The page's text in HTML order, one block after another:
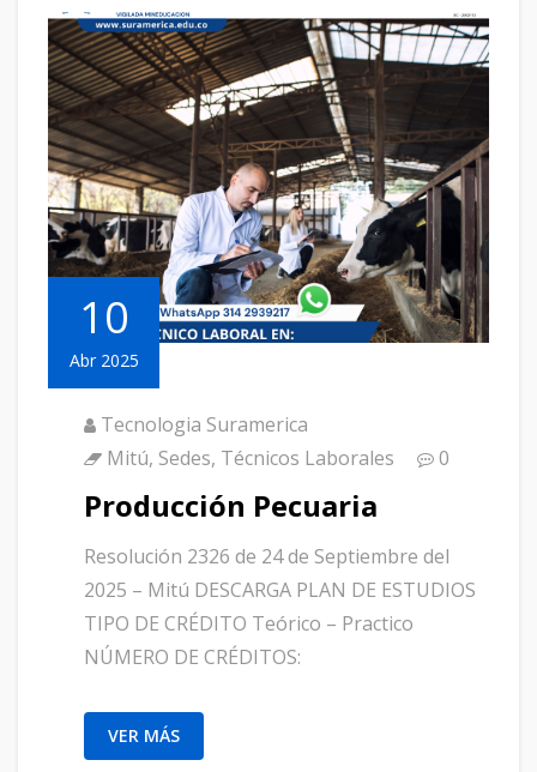
10
Abr 2025
Tecnologia Suramerica
Mitú, Sedes, Técnicos Laborales 0
Producción Pecuaria
Resolución 2326 de 24 de Septiembre del
2025 – Mitú DESCARGA PLAN DE ESTUDIOS
TIPO DE CRÉDITO Teórico – Practico
NÚMERO DE CRÉDITOS:
VER MÁS